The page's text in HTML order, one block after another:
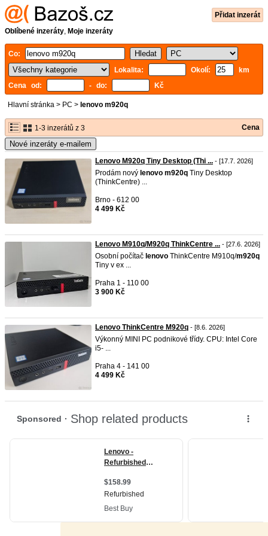
Přidat inzerát
Oblíbené inzeráty, Moje inzeráty
Co:
Lokalita:
Okolí:
km
Cena od:
- do: Kč
Hlavní stránka > PC > lenovo m920q
1-3 inzerátů z 3 Cena
Nové inzeráty e-mailem
Lenovo M920q Tiny Desktop (Thi ... - [17.7. 2026]
Prodám nový lenovo m920q Tiny Desktop
(ThinkCentre) ...
Brno - 612 00
4 499 Kč
Lenovo M910q/M920q ThinkCentre ... - [27.6. 2026]
Osobní počítač lenovo ThinkCentre M910q/m920q
Tiny v ex ...
Praha 1 - 110 00
3 900 Kč
Lenovo ThinkCentre M920q - [8.6. 2026]
Výkonný MINI PC podnikové třídy. CPU: Intel Core
i5- ...
Praha 4 - 141 00
4 499 Kč